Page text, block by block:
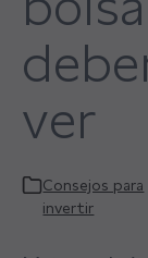
ver
Consejos para
invertir